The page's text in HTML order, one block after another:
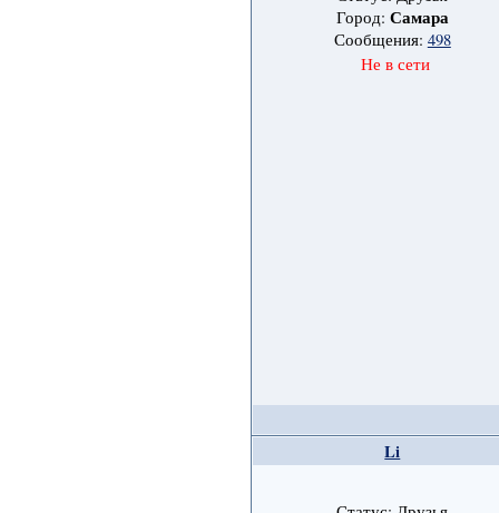
Город: Самара
Сообщения: 498
Не в сети
Li